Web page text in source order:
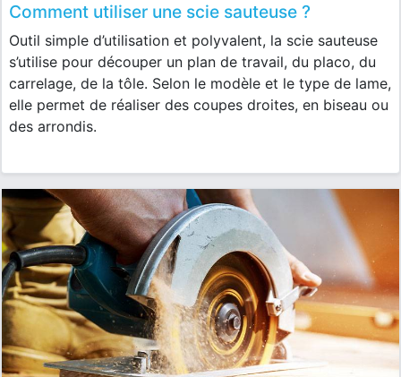
Comment utiliser une scie sauteuse ?
Outil simple d’utilisation et polyvalent, la scie sauteuse
s’utilise pour découper un plan de travail, du placo, du
carrelage, de la tôle. Selon le modèle et le type de lame,
elle permet de réaliser des coupes droites, en biseau ou
des arrondis.